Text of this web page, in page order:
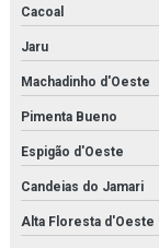
Cacoal
Jaru
Machadinho d'Oeste
Pimenta Bueno
Espigão d'Oeste
Candeias do Jamari
Alta Floresta d'Oeste